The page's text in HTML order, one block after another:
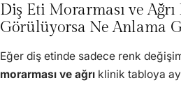
Diş Eti Morarması ve
Görülüyorsa Ne Anlama
Eğer diş etinde sadece renk
morarması ve ağrı klinik tabloya